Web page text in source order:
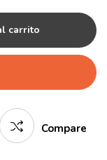
carrito
Compare